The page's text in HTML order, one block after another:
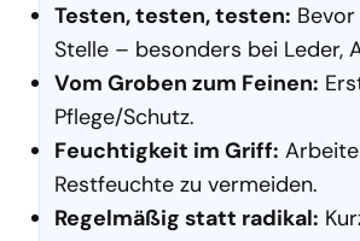
Testen, testen, testen:
Stelle – besonders bei Leder,
Vom Groben zum Feinen:
Pflege/Schutz.
Feuchtigkeit im Griff:
Restfeuchte zu vermeiden.
Regelmäßig statt radikal: